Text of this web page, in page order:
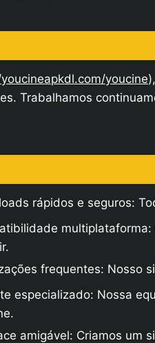
youcine
Trabalhamos
rápidos e seguros:
multiplataforma:
frequentes: Nosso
especializado: Nossa
amigável: Criamos um